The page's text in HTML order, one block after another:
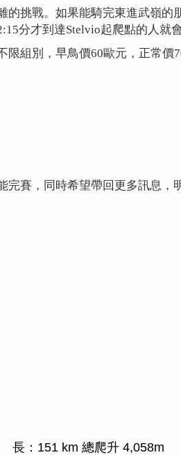
挑戰。如果能騎完東進武嶺
分才到達Stelvio起爬點的人就會
組別，早鳥價60歐元，正常價
賽，同時希望帶回更多訊息，
長：151 km 總爬升 4,058m